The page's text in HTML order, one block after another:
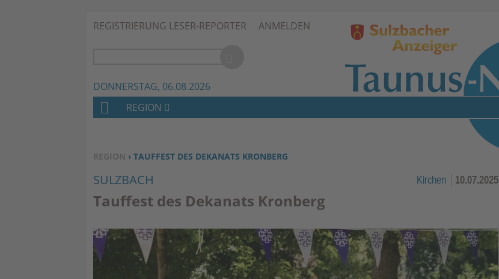
Zum Inhalt springen ↓
REGISTRIERUNG LESER-REPORTER ANMELDEN
DONNERSTAG, 06.08.2026
SIE BEFINDEN SICH HIER:
REGION › TAUFFEST DES DEKANATS KRONBERG
SULZBACH Kirchen 10.07.2025
Tauffest des Dekanats Kronberg
H
M
E
REGION